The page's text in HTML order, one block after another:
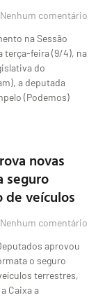
Nenhum comentário
na Sessão
terça-feira (9/4), na
do
a deputada
(Podemos)
novas
seguro
veículos
Nenhum comentário
aprovou
o seguro
terrestres,
Caixa a